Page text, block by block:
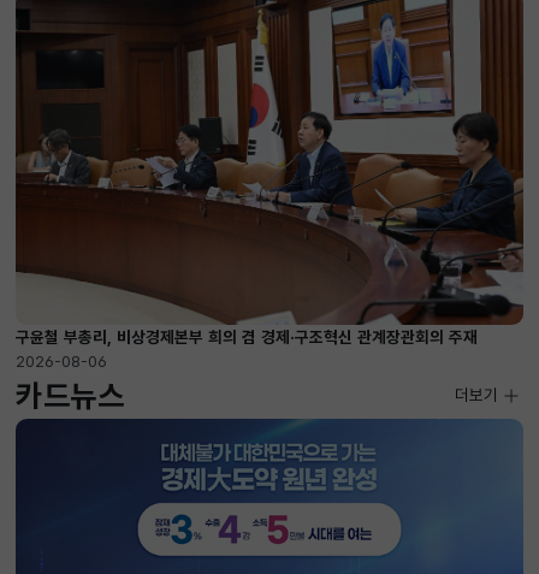
구윤철 부총리, 비상경제본부 희의 겸 경제·구조혁신 관계장관회의 주재
2026-08-06
카드뉴스 더보기